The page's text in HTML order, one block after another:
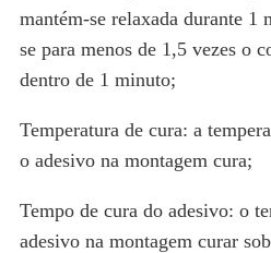
mantém-se relaxada durante 1
se para menos de 1,5 vezes o
dentro de 1 minuto;
Temperatura de cura: a
o adesivo na montagem cura;
Tempo de cura do adesivo: o
adesivo na montagem curar